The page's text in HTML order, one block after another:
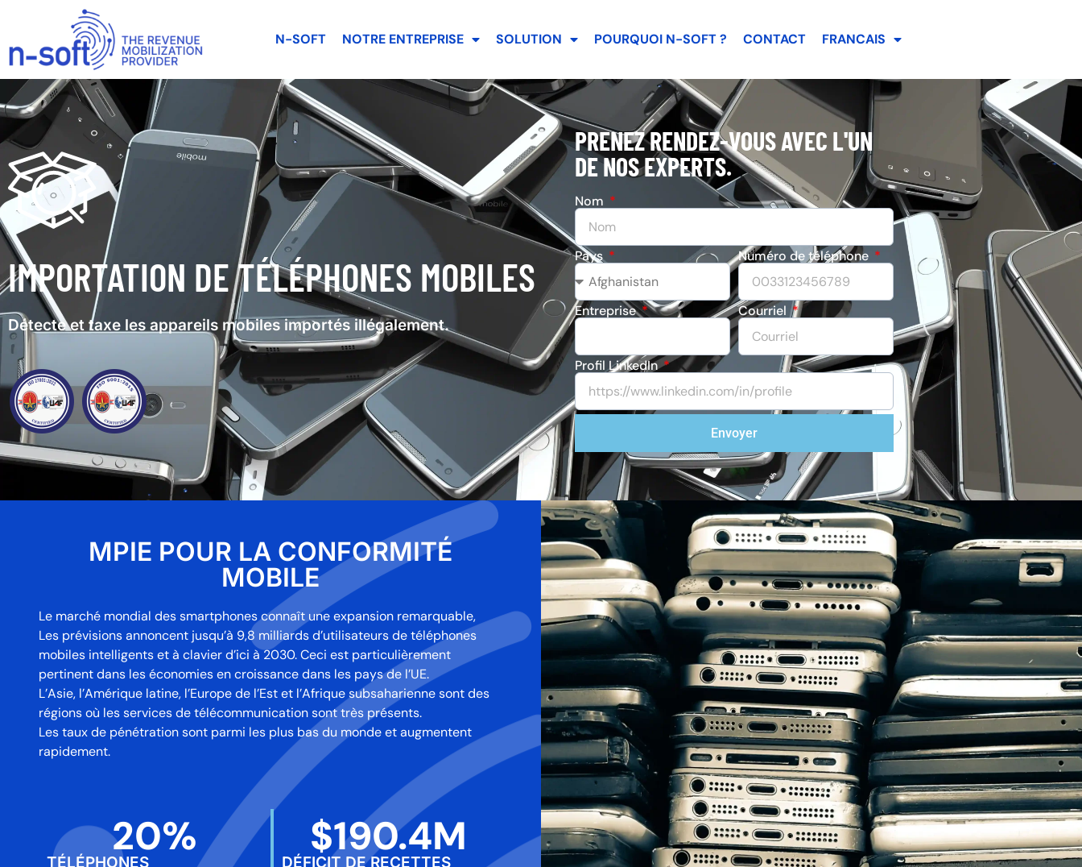
N-SOFT NOTRE ENTREPRISE SOLUTION POURQUOI N-SOFT ? CONTACT FRANCAIS
IMPORTATION DE TÉLÉPHONES MOBILES
Détecte et taxe les appareils mobiles importés illégalement.
PRENEZ RENDEZ-VOUS AVEC L'UN
DE NOS EXPERTS.
Nom
Pays Numéro de téléphone
Entreprise Courriel
Profil LinkedIn
Envoyer
MPIE POUR LA CONFORMITÉ
MOBILE
Le marché mondial des smartphones connaît une expansion remarquable,
Les prévisions annoncent jusqu’à 9,8 milliards d’utilisateurs de téléphones
mobiles intelligents et à clavier d’ici à 2030. Ceci est particulièrement
pertinent dans les économies en croissance dans les pays de l’UE.
L’Asie, l’Amérique latine, l’Europe de l’Est et l’Afrique subsaharienne sont des
régions où les services de télécommunication sont très présents.
Les taux de pénétration sont parmi les plus bas du monde et augmentent
rapidement.
TÉLÉPHONES
20%
DÉFICIT DE RECETTES
$190.4M